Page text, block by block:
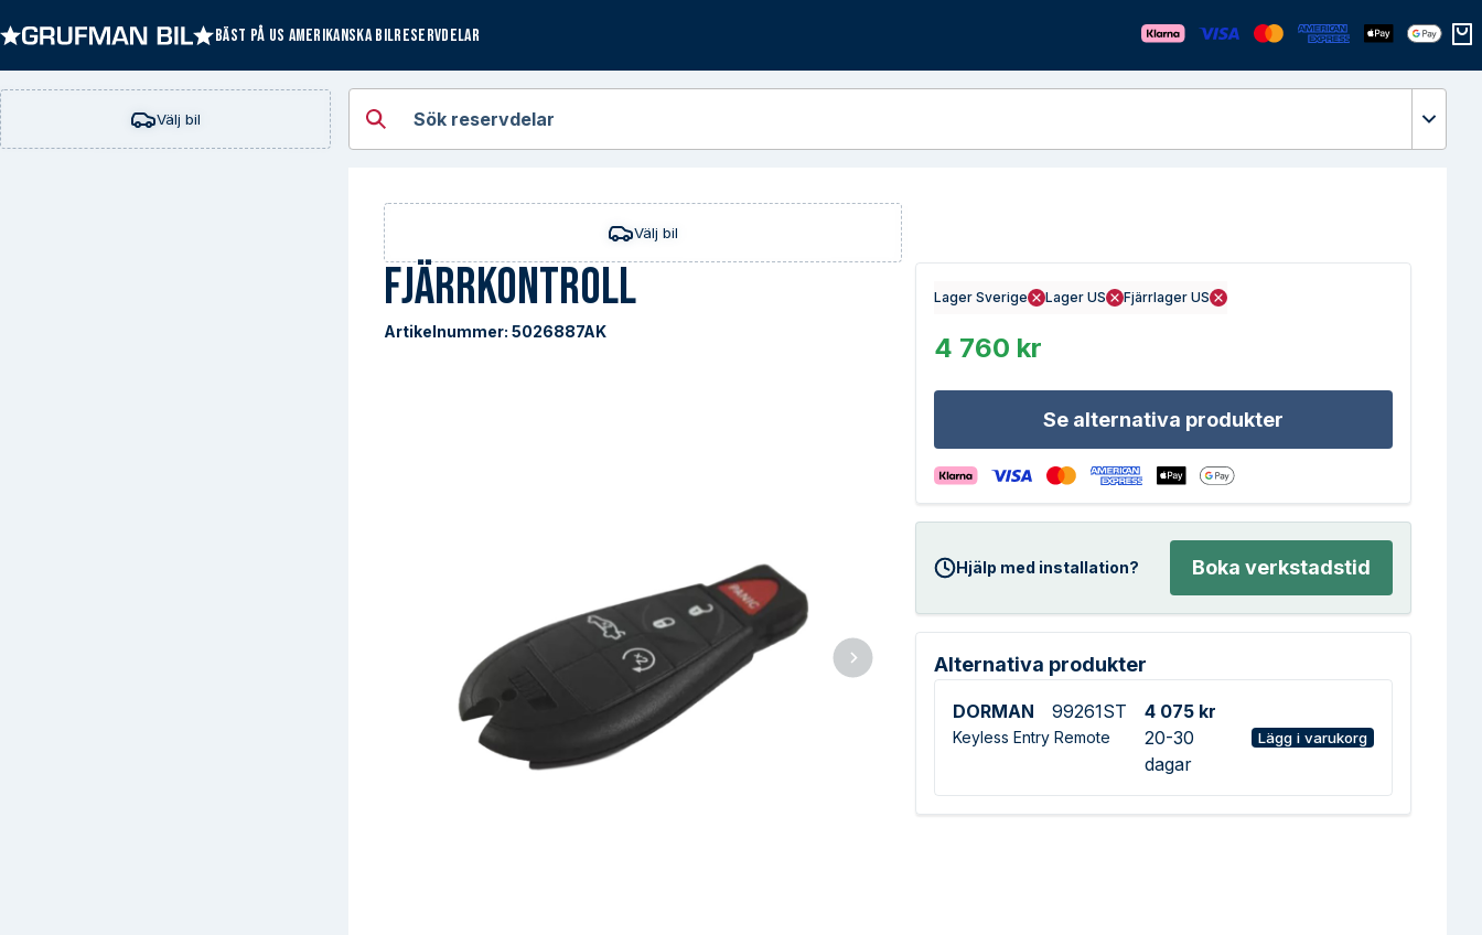
BÄST PÅ US AMERIKANSKA BILRESERVDELAR
Välj bil
Sök reservdelar
Välj bil
Fjärrkontroll
Artikelnummer: 5026887AK
Lager Sverige Lager US Fjärrlager US
4 760 kr
Se alternativa produkter
Hjälp med installation? Boka verkstadstid
Alternativa produkter
DORMAN 99261ST
Keyless Entry Remote
4 075 kr
20-30
dagar
Lägg i varukorg